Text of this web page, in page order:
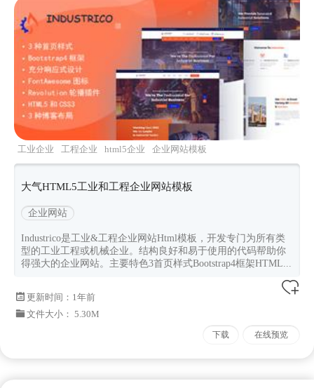
工业企业 工程企业 html5企业
企业网站模板
Industrico
大气HTML5工业和工程企业网站模板
企业网站
Industrico是工业&工程企业网站Html模板，开发专门为所有类
型的工业工程或机械企业。结构良好和易于使用的代码帮助你
得强大的企业网站。主要特色3首页样式Bootstrap4框架HTML...
更新时间： 1年前
文件大小： 5.30M
下载 在线预览